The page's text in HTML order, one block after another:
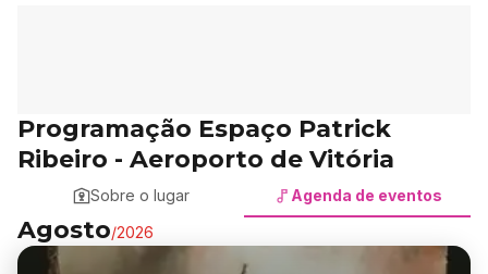
Programação Espaço Patrick
Ribeiro - Aeroporto de Vitória
Sobre o lugar Agenda de eventos
Agosto/2026